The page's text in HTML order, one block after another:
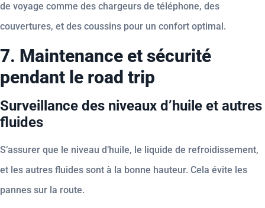
de voyage comme des chargeurs de téléphone, des
couvertures, et des coussins pour un confort optimal.
7. Maintenance et sécurité
pendant le road trip
Surveillance des niveaux d’huile et autres
fluides
S’assurer que le niveau d’huile, le liquide de refroidissement,
et les autres fluides sont à la bonne hauteur. Cela évite les
pannes sur la route.